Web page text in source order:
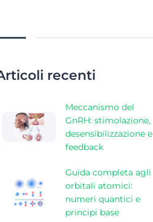
recenti
Meccanismo del
GnRH: stimolazione,
desensibilizzazione e
feedback
Guida completa agli
orbitali atomici:
numeri quantici e
principi base